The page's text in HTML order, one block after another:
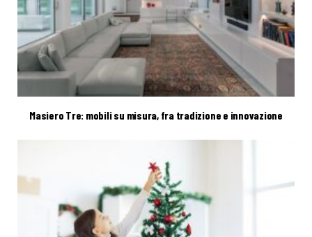
Masiero Tre: mobili su misura, fra tradizione e innovazione